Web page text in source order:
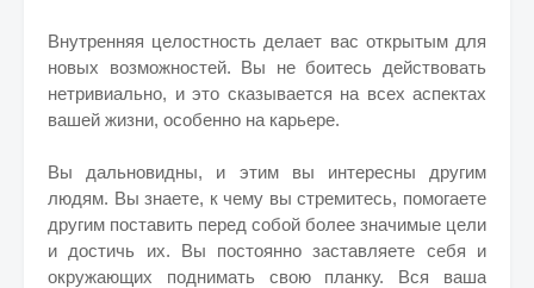
Внутренняя целостность делает вас открытым для
новых возможностей. Вы не боитесь действовать
нетривиально, и это сказывается на всех аспектах
вашей жизни, особенно на карьере.
Вы дальновидны, и этим вы интересны другим
людям. Вы знаете, к чему вы стремитесь, помогаете
другим поставить перед собой более значимые цели
и достичь их. Вы постоянно заставляете себя и
окружающих поднимать свою планку. Вся ваша